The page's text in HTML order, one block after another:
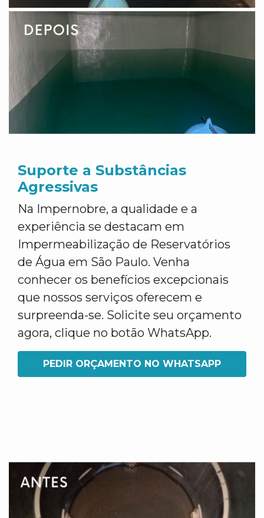
Suporte a Substâncias
Agressivas
Na Impernobre, a qualidade e a
experiência se destacam em
Impermeabilização de Reservatórios
de Água em São Paulo. Venha
conhecer os benefícios excepcionais
que nossos serviços oferecem e
surpreenda-se. Solicite seu orçamento
agora, clique no botão WhatsApp.
PEDIR ORÇAMENTO NO WHATSAPP